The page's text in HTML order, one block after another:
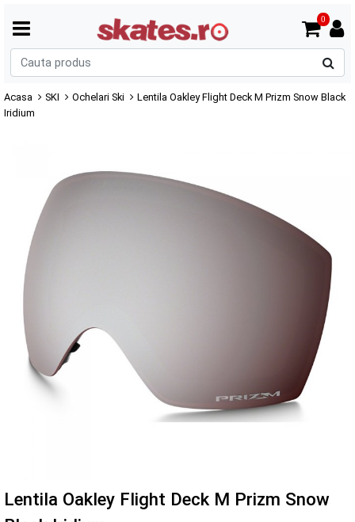
0
Acasa SKI Ochelari Ski
Lentila Oakley Flight Deck M Prizm Snow Black
Iridium
Lentila Oakley Flight Deck M Prizm Snow